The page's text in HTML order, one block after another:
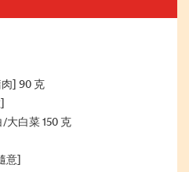
] 90 克
大白菜 150 克
意]